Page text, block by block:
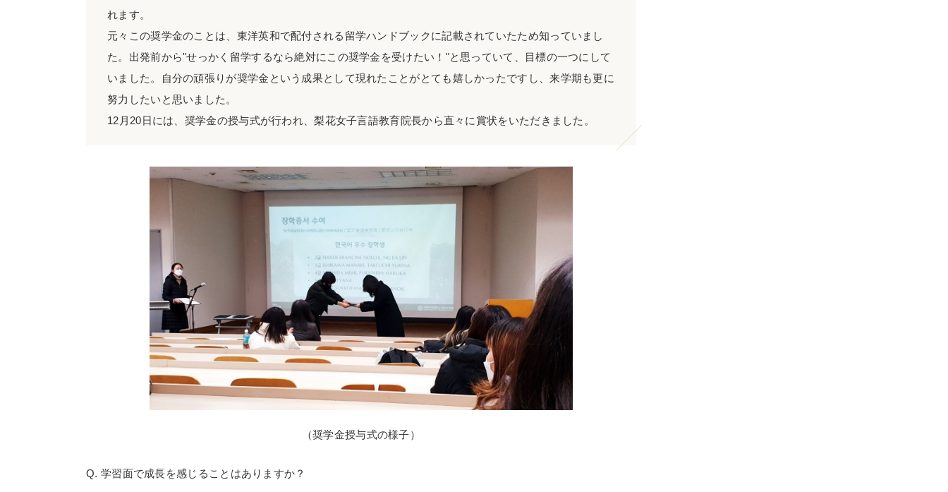
れます。
元々この奨学金のことは、東洋英和で配付される留学ハンドブックに記載されていたため知っていまし
た。出発前から"せっかく留学するなら絶対にこの奨学金を受けたい！"と思っていて、目標の一つにして
いました。自分の頑張りが奨学金という成果として現れたことがとても嬉しかったですし、来学期も更に
努力したいと思いました。
12月20日には、奨学金の授与式が行われ、梨花女子言語教育院長から直々に賞状をいただきました。
（奨学金授与式の様子）
Q. 学習面で成長を感じることはありますか？